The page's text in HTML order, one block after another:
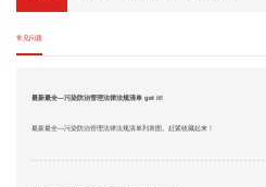
常见问题
最新最全—污染防治管理法律法规清单 get it!
最新最全—污染防治管理法律法规清单列表图。赶紧收藏起来！